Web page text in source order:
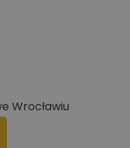
Wrocławiu